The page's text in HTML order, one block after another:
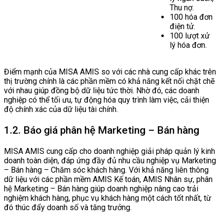
Thu nợ.
100 hóa đơn
điện tử.
100 lượt xử
lý hóa đơn.
Điểm mạnh của MISA AMIS so với các nhà cung cấp khác trên
thị trường chính là các phần mềm có khả năng kết nối chặt chẽ
với nhau giúp đồng bộ dữ liệu tức thời. Nhờ đó, các doanh
nghiệp có thể tối ưu, tự động hóa quy trình làm việc, cải thiện
độ chính xác của dữ liệu tài chính.
1.2. Báo giá phân hệ Marketing – Bán hàng
MISA AMIS cung cấp cho doanh nghiệp giải pháp quản lý kinh
doanh toàn diện, đáp ứng đầy đủ nhu cầu nghiệp vụ Marketing
– Bán hàng – Chăm sóc khách hàng. Với khả năng liên thông
dữ liệu với các phần mềm AMIS Kế toán, AMIS Nhân sự, phân
hệ Marketing – Bán hàng giúp doanh nghiệp nâng cao trải
nghiệm khách hàng, phục vụ khách hàng một cách tốt nhất, từ
đó thúc đẩy doanh số và tăng trưởng.